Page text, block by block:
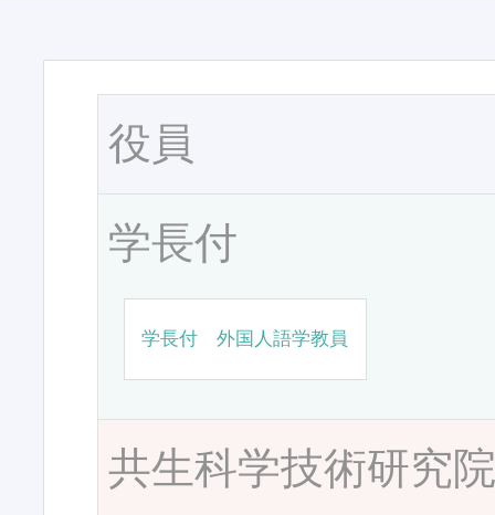
役員
学長付
学長付 外国人語学教員
共生科学技術研究